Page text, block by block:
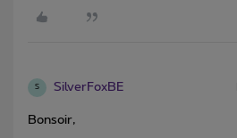
S SilverFoxBE
Bonsoir,